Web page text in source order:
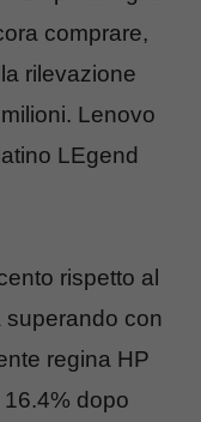
comprare,
rilevazione
Lenovo
LEgend
rispetto al
superando con
regina HP
dopo